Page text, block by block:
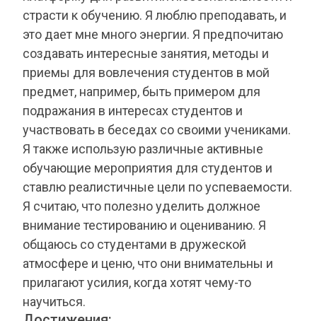
страсти к обучению. Я люблю преподавать, и
это дает мне много энергии. Я предпочитаю
создавать интересные занятия, методы и
приемы для вовлечения студентов в мой
предмет, например, быть примером для
подражания в интересах студентов и
участвовать в беседах со своими учениками.
Я также использую различные активные
обучающие мероприятия для студентов и
ставлю реалистичные цели по успеваемости.
Я считаю, что полезно уделить должное
внимание тестированию и оцениванию. Я
общаюсь со студентами в дружеской
атмосфере и ценю, что они внимательны и
прилагают усилия, когда хотят чему-то
научиться.